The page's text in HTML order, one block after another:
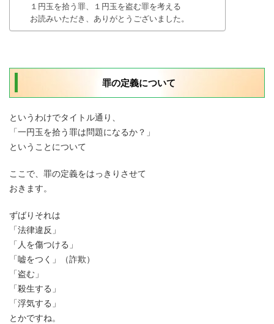
１円玉を拾う罪、１円玉を盗む罪を考える
お読みいただき、ありがとうございました。
罪の定義について
というわけでタイトル通り、
「一円玉を拾う罪は問題になるか？」
ということについて
ここで、罪の定義をはっきりさせて
おきます。
ずばりそれは
「法律違反」
「人を傷つける」
「嘘をつく」（詐欺）
「盗む」
「殺生する」
「浮気する」
とかですね。